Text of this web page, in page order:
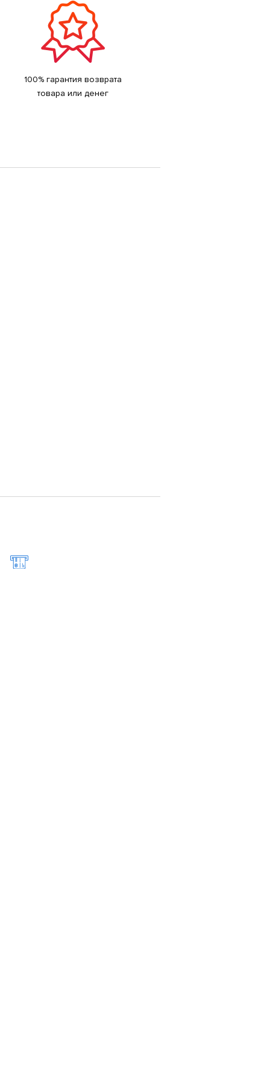
100% гарантия возврата
товара или денег